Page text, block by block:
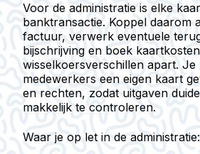
Voor de administratie is elke
banktransactie. Koppel daarom
factuur, verwerk eventuele
bijschrijving en boek
wisselkoersverschillen apart. Je
medewerkers een eigen kaart
en rechten, zodat uitgaven
makkelijk te controleren.
Waar je op let in de administratie: